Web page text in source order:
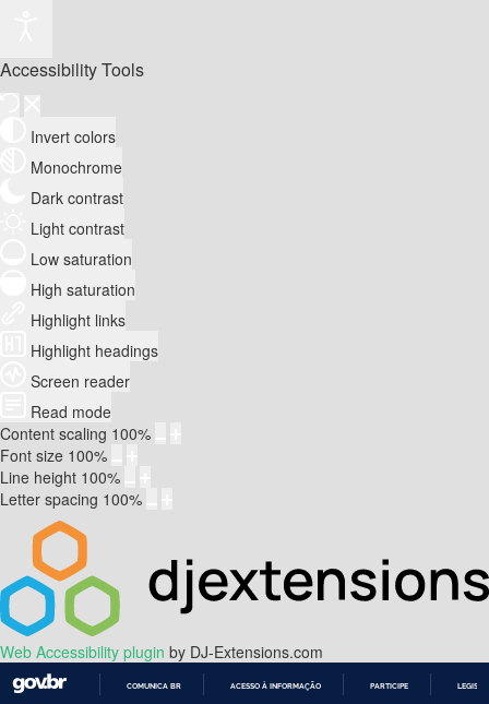
Accessibility Tools
Invert colors
Monochrome
Dark contrast
Light contrast
Low saturation
High saturation
Highlight links
Highlight headings
Screen reader
Read mode
Content scaling 100%
Font size 100%
Line height 100%
Letter spacing 100%
Web Accessibility plugin by DJ-Extensions.com
COMUNICA BR ACESSO À INFORMAÇÃO PARTICIPE